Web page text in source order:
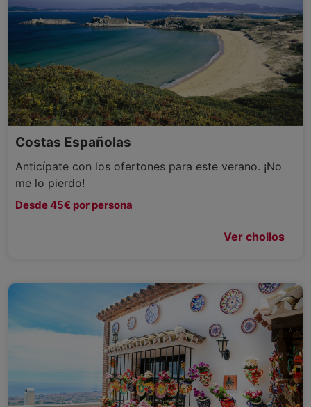
Costas Españolas
Anticípate con los ofertones para este verano. ¡No
me lo pierdo!
Desde 45€ por persona
Ver chollos